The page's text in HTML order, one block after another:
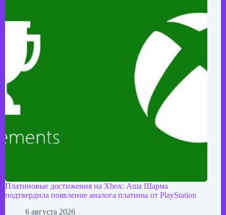
Платиновые достижения на Xbox: Аша Шарма
подтвердила появление аналога платины от PlayStation
6 августа 2026